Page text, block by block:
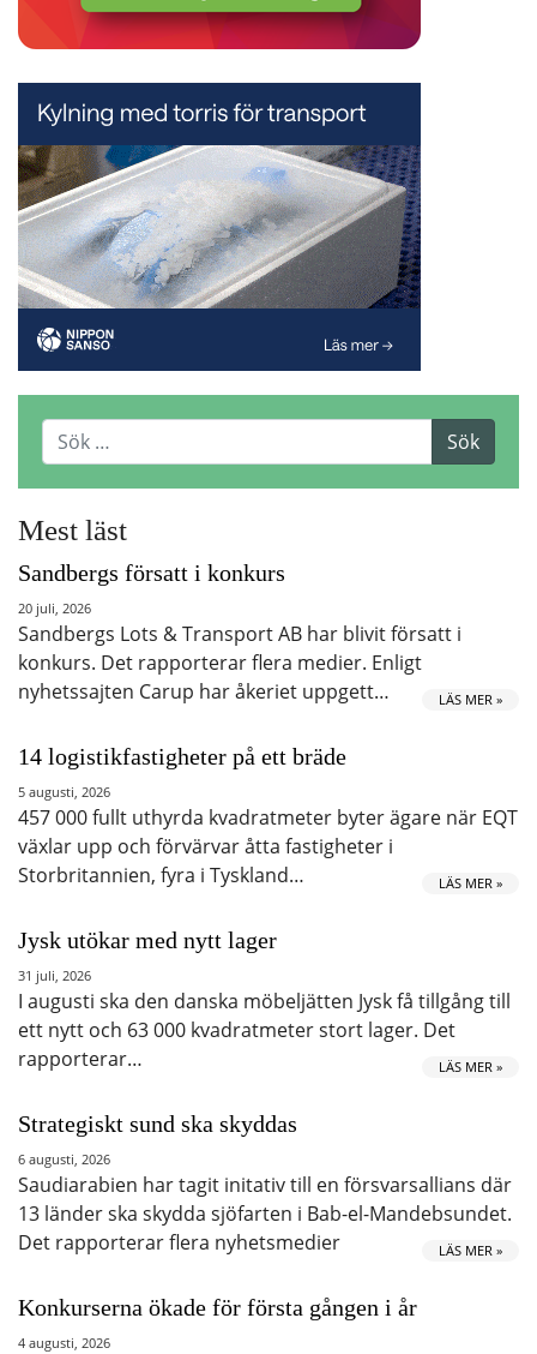
Mest läst
Sandbergs försatt i konkurs
20 juli, 2026
Sandbergs Lots & Transport AB har blivit försatt i
konkurs. Det rapporterar flera medier. Enligt
nyhetssajten Carup har åkeriet uppgett…
LÄS MER »
14 logistikfastigheter på ett bräde
5 augusti, 2026
457 000 fullt uthyrda kvadratmeter byter ägare när EQT
växlar upp och förvärvar åtta fastigheter i
Storbritannien, fyra i Tyskland…
LÄS MER »
Jysk utökar med nytt lager
31 juli, 2026
I augusti ska den danska möbeljätten Jysk få tillgång till
ett nytt och 63 000 kvadratmeter stort lager. Det
rapporterar…
LÄS MER »
Strategiskt sund ska skyddas
6 augusti, 2026
Saudiarabien har tagit initativ till en försvarsallians där
13 länder ska skydda sjöfarten i Bab-el-Mandebsundet.
Det rapporterar flera nyhetsmedier
LÄS MER »
Konkurserna ökade för första gången i år
4 augusti, 2026